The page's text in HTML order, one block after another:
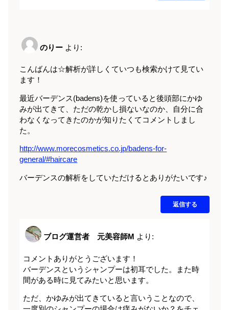
のりー より:
こんばんは☆解析が詳しくていつも検索かけて見てい
ます！
最近バーデンス(badens)を使っていると後頭部にかゆ
みが出てきて、ただの乾かし損ないなのか、自分に合
わなくなってきたのかが知りたくてコメントしまし
た。
http://www.morecosmetics.co.jp/badens-for-
general/#haircare
バーデンスの解析をしていただけるとありがたいです♪
返信する
ブログ運営者 元美容師M より:
コメントありがとうございます！
バーデンスというシャンプーは初耳でした。また時
間がある時に見てみたいと思います。
ただ、かゆみが出てきていると言いうことなので、